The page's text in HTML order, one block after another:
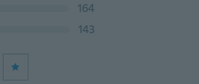
164
143